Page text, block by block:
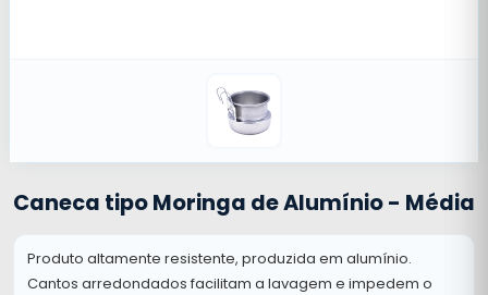
Caneca tipo Moringa de Alumínio - Média
Produto altamente resistente, produzida em alumínio.
Cantos arredondados facilitam a lavagem e impedem o